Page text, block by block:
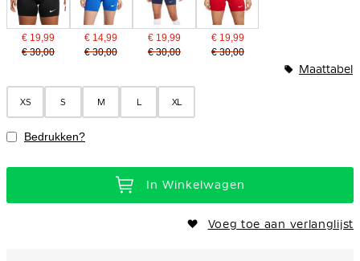
€ 19,99
€ 30,00
€ 14,99
€ 30,00
€ 19,99
€ 30,00
€ 19,99
€ 30,00
XS S M L XL
Maattabel
Bedrukken?
In Winkelwagen
Voeg toe aan verlanglijst